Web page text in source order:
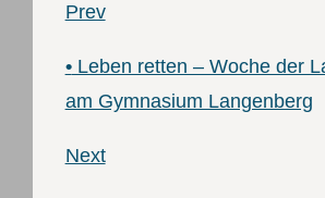
Prev
•Leben retten – Woche der
am Gymnasium Langenberg
Next